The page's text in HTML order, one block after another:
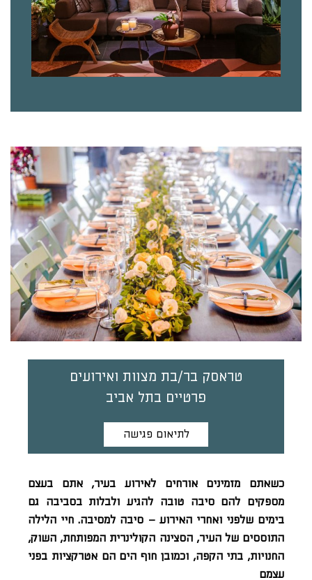
טראסק בר/בת מצוות ואירועים
פרטיים בתל אביב
לתיאום פגישה
כשאתם מזמינים אורחים לאירוע בעיר, אתם בעצם
מספקים להם סיבה טובה להגיע ולבלות בסביבה גם
בימים שלפני ואחרי האירוע – סיבה למסיבה. חיי הלילה
התוססים של העיר, הסצינה הקולינרית המפותחת, השוק,
החנויות, בתי הקפה, וכמובן חוף הים הם אטרקציות בפני
עצמם